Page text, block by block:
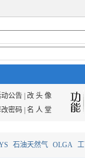
公告| 改 头 像
密码| 名 人 堂
石油天然气 OLGA